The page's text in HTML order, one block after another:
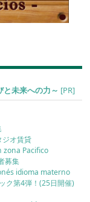
と未来への力～ [PR]
ジオ賃貸
zona Pacifico
募集
idioma materno
ク第4弾！(25日開催)